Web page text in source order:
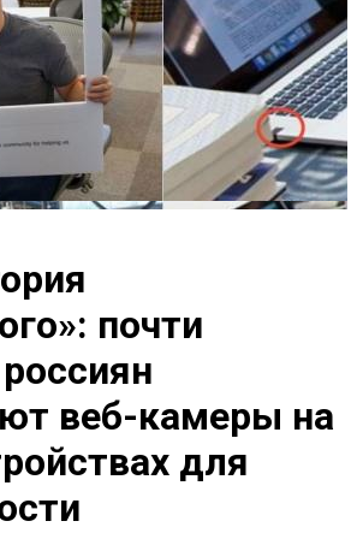
почти
веб-камеры на
для